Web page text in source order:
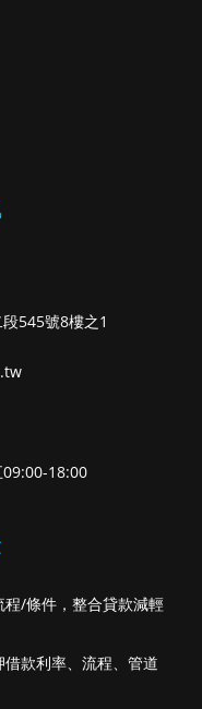
545號8樓之1
18:00
/條件，整合貸款減輕
款利率、流程、管道